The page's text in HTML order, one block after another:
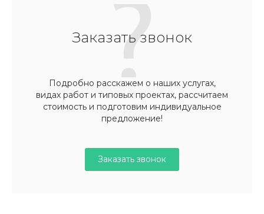
Заказать звонок
Подробно расскажем о наших услугах,
видах работ и типовых проектах, рассчитаем
стоимость и подготовим индивидуальное
предложение!
Заказать звонок